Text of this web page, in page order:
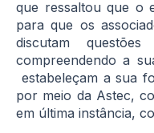
que ressaltou que o
para que os
discutam
compreendendo a
estabeleçam a sua
por meio da Astec,
em última instância,